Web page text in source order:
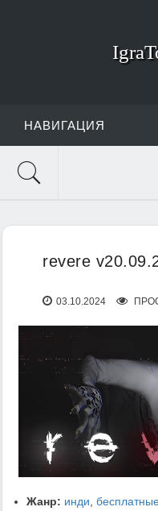
НАВИГАЦИЯ
revere
03.10.2024
Жанр: инди